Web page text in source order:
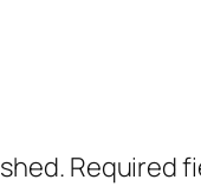
Required